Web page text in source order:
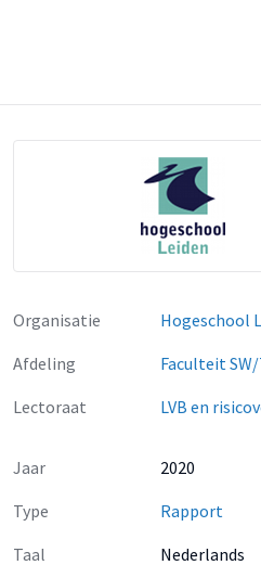
Organisatie
Hogeschool
Afdeling
Faculteit
Lectoraat
LVB en
Jaar
2020
Type
Rapport
Taal
Nederlands